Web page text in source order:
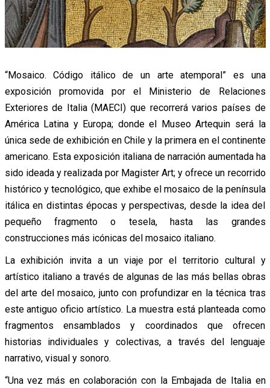
“Mosaico. Código itálico de un arte atemporal” es una
exposición promovida por el Ministerio de Relaciones
Exteriores de Italia (MAECI) que recorrerá varios países de
América Latina y Europa; donde el Museo Artequin será la
única sede de exhibición en Chile y la primera en el continente
americano. Esta exposición italiana de narración aumentada ha
sido ideada y realizada por Magister Art; y ofrece un recorrido
histórico y tecnológico, que exhibe el mosaico de la península
itálica en distintas épocas y perspectivas, desde la idea del
pequeño fragmento o tesela, hasta las grandes
construcciones más icónicas del mosaico italiano.
La exhibición invita a un viaje por el territorio cultural y
artístico italiano a través de algunas de las más bellas obras
del arte del mosaico, junto con profundizar en la técnica tras
este antiguo oficio artístico. La muestra está planteada como
fragmentos ensamblados y coordinados que ofrecen
historias individuales y colectivas, a través del lenguaje
narrativo, visual y sonoro.
“Una vez más en colaboración con la Embajada de Italia en